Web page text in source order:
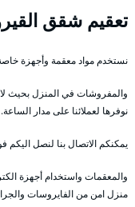
تعقيم شقق
نستخدم مواد معقمة وأجهزة
والمفروشات في المنزل بحيث
نوفرها لعملائنا على مدار الساعة.
يمكنكم الاتصال بنا لنصل اليكم
والمعقمات واستخدام أجهزة
منزل امن من الفايروسات